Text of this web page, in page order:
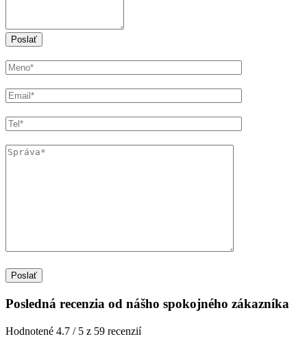
Poslať
Posledná recenzia od nášho spokojného zákazníka
Hodnotené 4.7 / 5 z 59 recenzií